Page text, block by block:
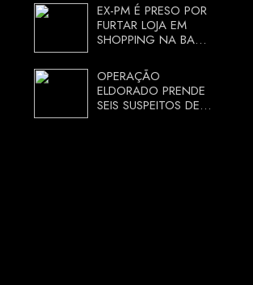
EX-PM É PRESO POR
FURTAR LOJA EM
SHOPPING NA BAHIA
CORRENDO DE
DELEGACIA
OPERAÇÃO
ELDORADO PRENDE
SEIS SUSPEITOS DE